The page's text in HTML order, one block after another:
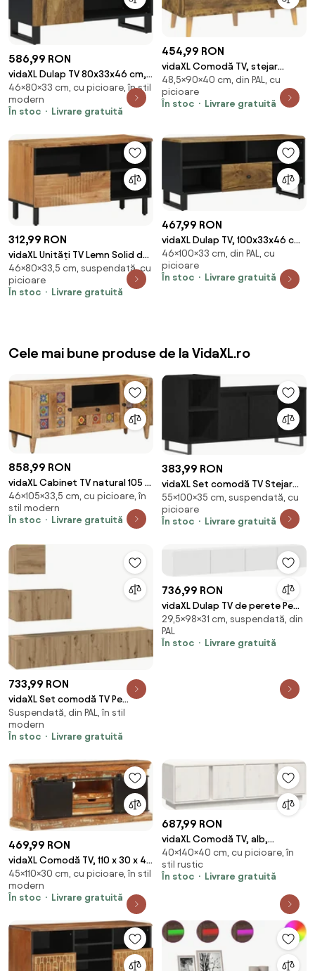
586,99 RON
vidaXL Dulap TV 80x33x46 cm,
lemn masiv de mango și lemn
prelucrat
46×80×33 cm, cu picioare, în stil
modern
În stoc
Livrare gratuită
454,99 RON
vidaXL Comodă TV, stejar
afumat, 90x40x48,5 cm, lemn
prelucrat
48,5×90×40 cm, din PAL, cu
picioare
În stoc
Livrare gratuită
312,99 RON
vidaXL Unități TV Lemn Solid de
Acacia 80 x 33,5 x 46 cm Lemn
compozit
46×80×33,5 cm, suspendată, cu
picioare
În stoc
Livrare gratuită
467,99 RON
vidaXL Dulap TV, 100x33x46 cm,
lemn masiv de mango și lemn
prelucrat
46×100×33 cm, din PAL, cu
picioare
În stoc
Livrare gratuită
Cele mai bune produse de la VidaXL.ro
858,99 RON
vidaXL Cabinet TV natural 105 x
33,5 x 46 cm Lemn de mango
solid
46×105×33,5 cm, cu picioare, în
stil modern
În stoc
Livrare gratuită
383,99 RON
vidaXL Set comodă TV Stejar
Negru 100 x 35 x 55 cm Lemn
compozit
55×100×35 cm, suspendată, cu
picioare
În stoc
Livrare gratuită
733,99 RON
vidaXL Set comodă TV Pe
perete 4 pcs Stejar Artizanal
Lemn compozit
Suspendată, din PAL, în stil
modern
În stoc
Livrare gratuită
736,99 RON
vidaXL Dulap TV de perete Pe
perete 2 pcs Alb Lucios 98 x 31 x
29,5 cm
29,5×98×31 cm, suspendată, din
PAL
În stoc
Livrare gratuită
469,99 RON
vidaXL Comodă TV, 110 x 30 x 45
cm, lemn masiv reciclat
45×110×30 cm, cu picioare, în stil
modern
În stoc
Livrare gratuită
687,99 RON
vidaXL Comodă TV, alb,
140x40x40 cm, lemn masiv de
pin
40×140×40 cm, cu picioare, în
stil rustic
În stoc
Livrare gratuită